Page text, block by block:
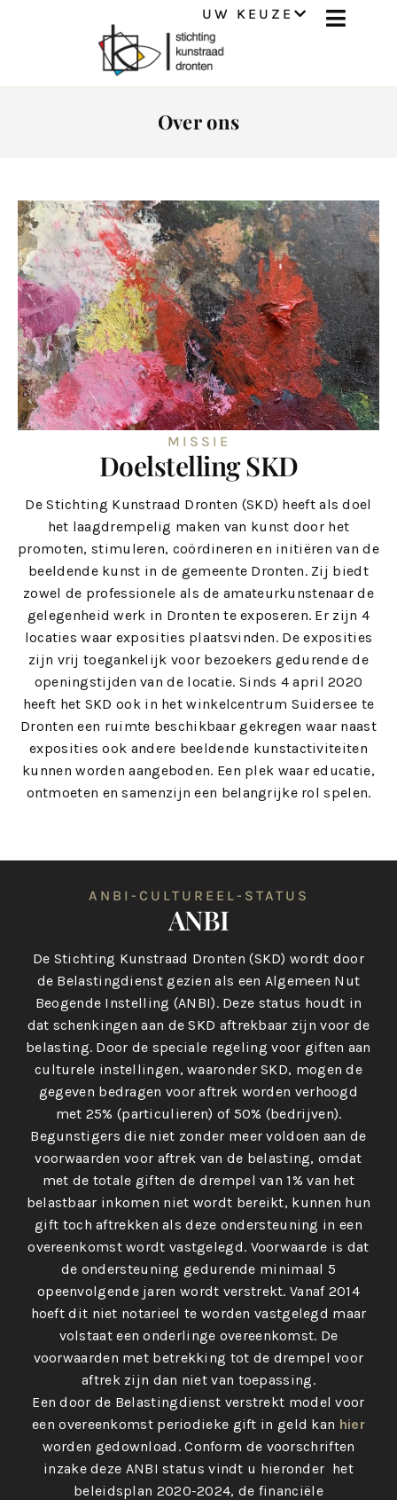
UW KEUZE
Over ons
MISSIE
Doelstelling SKD
De Stichting Kunstraad Dronten (SKD) heeft als doel
het laagdrempelig maken van kunst door het
promoten, stimuleren, coördineren en initiëren van de
beeldende kunst in de gemeente Dronten. Zij biedt
zowel de professionele als de amateurkunstenaar de
gelegenheid werk in Dronten te exposeren. Er zijn 4
locaties waar exposities plaatsvinden. De exposities
zijn vrij toegankelijk voor bezoekers gedurende de
openingstijden van de locatie. Sinds 4 april 2020
heeft het SKD ook in het winkelcentrum Suidersee te
Dronten een ruimte beschikbaar gekregen waar naast
exposities ook andere beeldende kunstactiviteiten
kunnen worden aangeboden. Een plek waar educatie,
ontmoeten en samenzijn een belangrijke rol spelen.
ANBI-CULTUREEL-STATUS
ANBI
De Stichting Kunstraad Dronten (SKD) wordt door
de Belastingdienst gezien als een Algemeen Nut
Beogende Instelling (ANBI). Deze status houdt in
dat schenkingen aan de SKD aftrekbaar zijn voor de
belasting. Door de speciale regeling voor giften aan
culturele instellingen, waaronder SKD, mogen de
gegeven bedragen voor aftrek worden verhoogd
met 25% (particulieren) of 50% (bedrijven).
Begunstigers die niet zonder meer voldoen aan de
voorwaarden voor aftrek van de belasting, omdat
met de totale giften de drempel van 1% van het
belastbaar inkomen niet wordt bereikt, kunnen hun
gift toch aftrekken als deze ondersteuning in een
overeenkomst wordt vastgelegd. Voorwaarde is dat
de ondersteuning gedurende minimaal 5
opeenvolgende jaren wordt verstrekt. Vanaf 2014
hoeft dit niet notarieel te worden vastgelegd maar
volstaat een onderlinge overeenkomst. De
voorwaarden met betrekking tot de drempel voor
aftrek zijn dan niet van toepassing.
Een door de Belastingdienst verstrekt model voor
een overeenkomst periodieke gift in geld kan hier
worden gedownload. Conform de voorschriften
inzake deze ANBI status vindt u hieronder het
beleidsplan 2020-2024, de financiële